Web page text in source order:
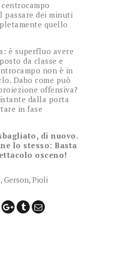
passare dei minuti
quello
è superfluo avere
da classe e
non è in
Dabo come può
offensiva?
dalla porta
in fase
di nuovo.
lo stesso: Basta
osceno!
, Gerson, Pioli